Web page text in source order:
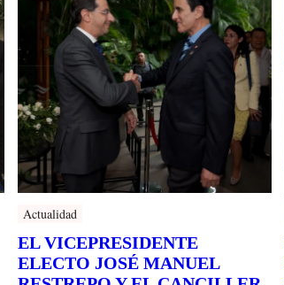
Actualidad
EL VICEPRESIDENTE
ELECTO JOSÉ MANUEL